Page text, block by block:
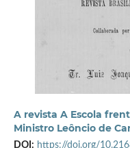
A revista A Escola
Ministro Leôncio de
DOI: https://doi.org/